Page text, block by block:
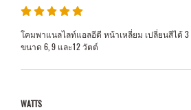
โคมพาแนลไลท์แอลอีดี หน้าเหลี่ยม เปลี่ยนสีได้
ขนาด 6, 9 และ12 วัตต์
WATTS